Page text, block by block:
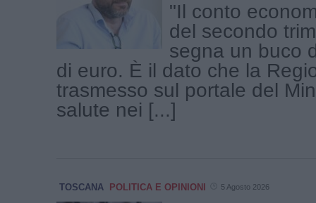
"Il conto
del secondo
segna un buco
di euro. È il dato che la
trasmesso sul portale del
salute nei [...]
TOSCANA POLITICA E OPINIONI 5 Agosto 2026